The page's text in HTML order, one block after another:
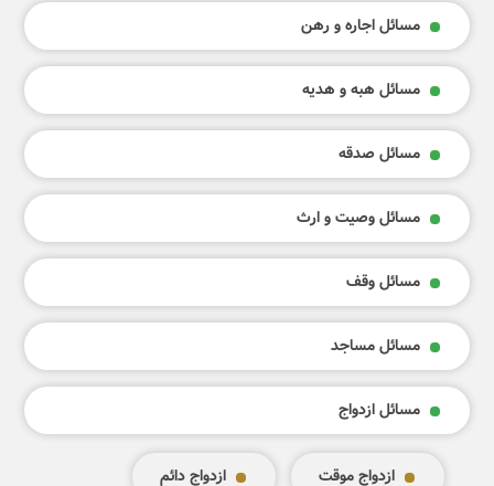
مسائل اجاره و رهن
مسائل هبه و هدیه
مسائل صدقه
مسائل وصیت و ارث
مسائل وقف
مسائل مساجد
مسائل ازدواج
ازدواج موقت ازدواج دائم